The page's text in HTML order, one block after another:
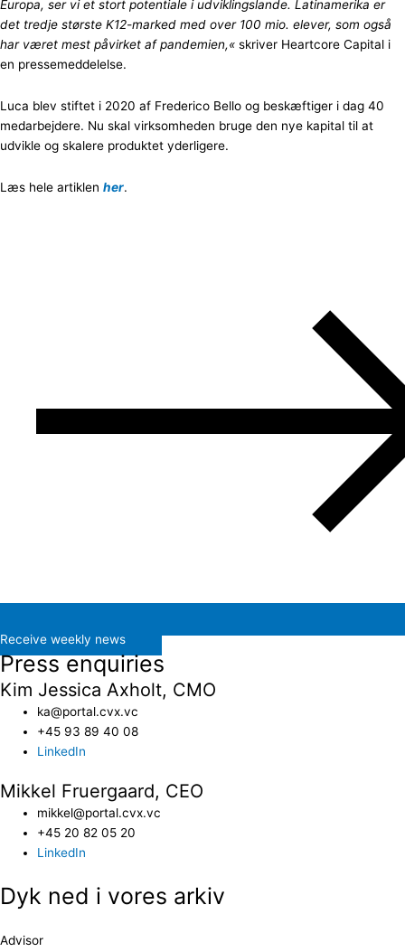
Europa, ser vi et stort potentiale i udviklingslande. Latinamerika er
det tredje største K12-marked med over 100 mio. elever, som også
har været mest påvirket af pandemien,« skriver Heartcore Capital i
en pressemeddelelse.
Luca blev stiftet i 2020 af Frederico Bello og beskæftiger i dag 40
medarbejdere. Nu skal virksomheden bruge den nye kapital til at
udvikle og skalere produktet yderligere.
Læs hele artiklen her.
Receive weekly news
Press enquiries
Kim Jessica Axholt, CMO
ka@portal.cvx.vc​
+45 93 89 40 08
LinkedIn
Mikkel Fruergaard, CEO
mikkel@portal.cvx.vc
+45 20 82 05 20
LinkedIn
Dyk ned i vores arkiv
Advisor